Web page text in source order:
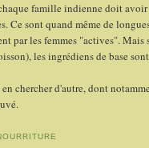
famille indienne doit avoir
Ce sont quand même de
par les femmes "actives".
les ingrédiens de base
chercher d'autre, dont